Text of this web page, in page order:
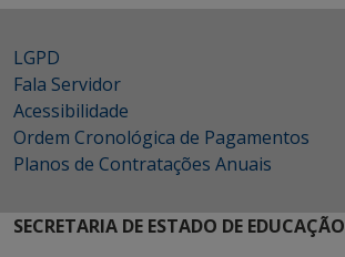
LGPD
Fala Servidor
Acessibilidade
Ordem Cronológica de Pagamentos
Planos de Contratações Anuais
SECRETARIA DE ESTADO DE EDUCAÇÃO